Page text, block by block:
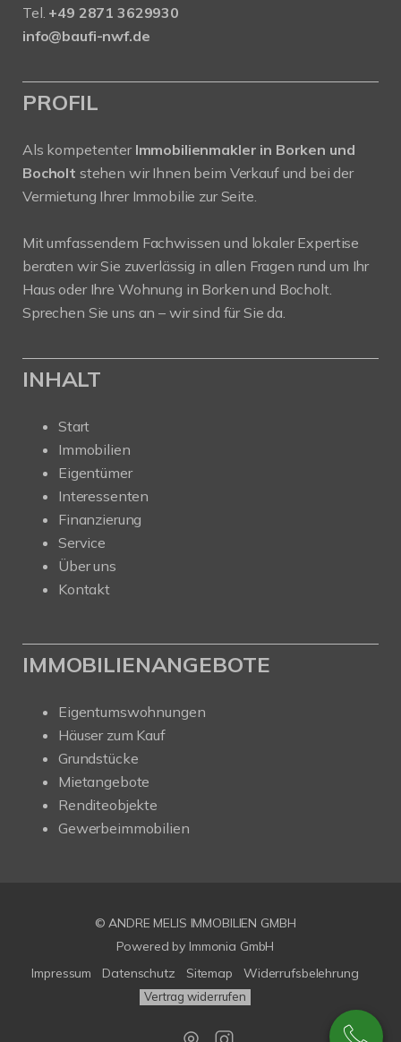
Tel. +49 2871 3629930
info@baufi-nwf.de
PROFIL
Als kompetenter Immobilienmakler in Borken und
Bocholt stehen wir Ihnen beim Verkauf und bei der
Vermietung Ihrer Immobilie zur Seite.
Mit umfassendem Fachwissen und lokaler Expertise
beraten wir Sie zuverlässig in allen Fragen rund um Ihr
Haus oder Ihre Wohnung in Borken und Bocholt.
Sprechen Sie uns an – wir sind für Sie da.
INHALT
Start
Immobilien
Eigentümer
Interessenten
Finanzierung
Service
Über uns
Kontakt
IMMOBILIENANGEBOTE
Eigentumswohnungen
Häuser zum Kauf
Grundstücke
Mietangebote
Renditeobjekte
Gewerbeimmobilien
© ANDRE MELIS IMMOBILIEN GMBH
Powered by Immonia GmbH
Impressum
Datenschutz Sitemap Widerrufsbelehrung
Vertrag widerrufen